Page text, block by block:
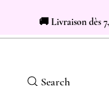
🚚 Livraison dès
Search